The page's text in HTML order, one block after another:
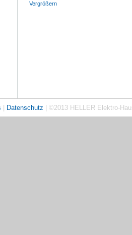
Vergrößern
Datenschutz | ©2013 HELLER Elektro-